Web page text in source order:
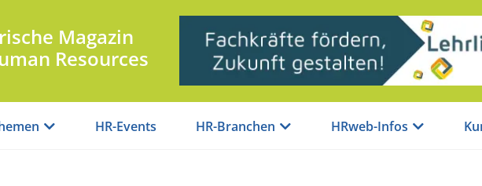
Magazin
Resources
HR-Events HR-Branchen HRweb-Infos